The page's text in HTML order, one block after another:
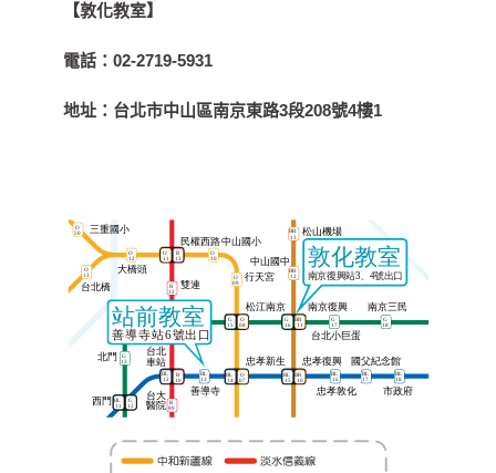
【敦化教室】
電話：02-2719-5931
地址： 台北市中山區南京東路3段208號4樓1